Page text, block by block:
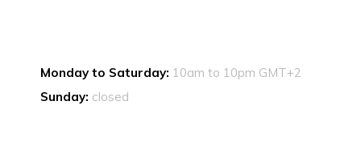
Monday to Saturday: 10am to 10pm GMT+2
Sunday: closed